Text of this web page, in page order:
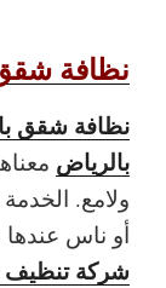
نظافة
نظافة شقق
بالرياض
ولامع.
أو ناس
شركة